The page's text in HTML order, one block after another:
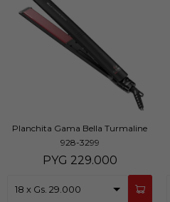
Planchita Gama Bella Turmaline
928-3299
PYG 229.000